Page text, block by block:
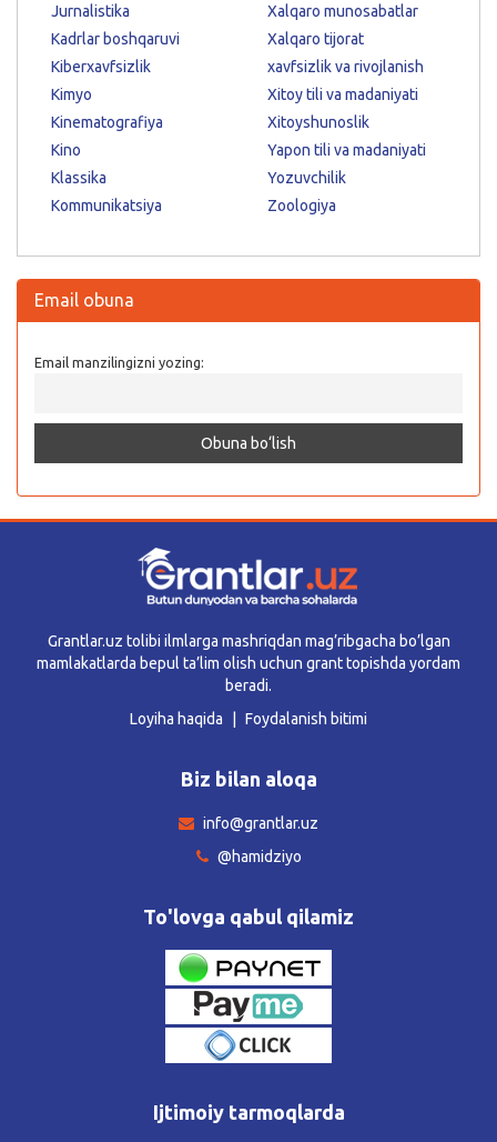
Jurnalistika
Kadrlar boshqaruvi
Kiberxavfsizlik
Kimyo
Kinematografiya
Kino
Klassika
Kommunikatsiya
Xalqaro munosabatlar
Xalqaro tijorat
xavfsizlik va rivojlanish
Xitoy tili va madaniyati
Xitoyshunoslik
Yapon tili va madaniyati
Yozuvchilik
Zoologiya
Email obuna
Email manzilingizni yozing:
Grantlar.uz tolibi ilmlarga mashriqdan mag’ribgacha bo’lgan
mamlakatlarda bepul ta’lim olish uchun grant topishda yordam
beradi.
Loyiha haqida
Foydalanish bitimi
Biz bilan aloqa
info@grantlar.uz
@hamidziyo
To'lovga qabul qilamiz
Ijtimoiy tarmoqlarda